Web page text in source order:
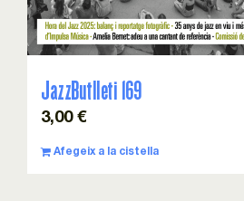
JazzButlleti 169
3,00 €
Afegeix a la cistella